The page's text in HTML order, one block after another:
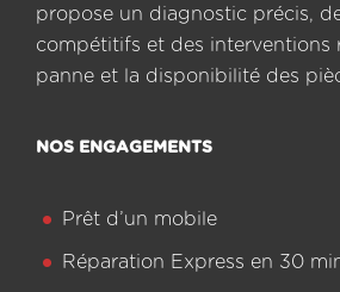
propose un diagnostic précis,
compétitifs et des interventions
panne et la disponibilité des
NOS ENGAGEMENTS
Prêt d’un mobile
Réparation Express en 30